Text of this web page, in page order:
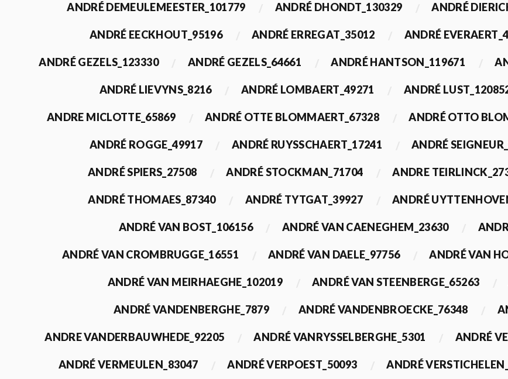
ANDRÉ DEMEULEMEESTER_101779 ANDRÉ DHONDT_130329 ANDRÉ
ANDRÉ EECKHOUT_95196 ANDRÉ ERREGAT_35012 ANDRÉ
ANDRÉ GEZELS_123330 ANDRÉ GEZELS_64661 ANDRÉ HANTSON_119671
ANDRÉ LIEVYNS_8216 ANDRÉ LOMBAERT_49271 ANDRÉ
ANDRE MICLOTTE_65869 ANDRÉ OTTE BLOMMAERT_67328 ANDRÉ OTTO
ANDRÉ ROGGE_49917 ANDRÉ RUYSSCHAERT_17241 ANDRÉ
ANDRÉ SPIERS_27508 ANDRÉ STOCKMAN_71704 ANDRE
ANDRÉ THOMAES_87340 ANDRÉ TYTGAT_39927 ANDRÉ
ANDRÉ VAN BOST_106156 ANDRÉ VAN CAENEGHEM_23630
ANDRÉ VAN CROMBRUGGE_16551 ANDRÉ VAN DAELE_97756 ANDRÉ VAN
ANDRÉ VAN MEIRHAEGHE_102019 ANDRÉ VAN STEENBERGE_65263
ANDRÉ VANDENBERGHE_7879 ANDRÉ VANDENBROECKE_76348
ANDRE VANDERBAUWHEDE_92205 ANDRÉ VANRYSSELBERGHE_5301 ANDRÉ
ANDRÉ VERMEULEN_83047 ANDRÉ VERPOEST_50093 ANDRÉ